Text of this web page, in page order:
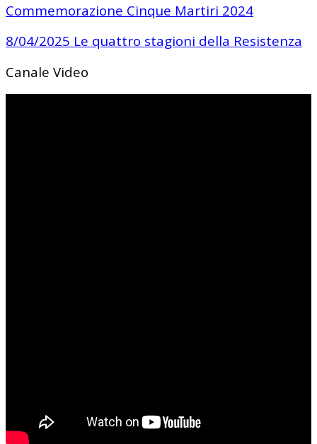
Commemorazione Cinque Martiri 2024
8/04/2025 Le quattro stagioni della Resistenza
Canale Video